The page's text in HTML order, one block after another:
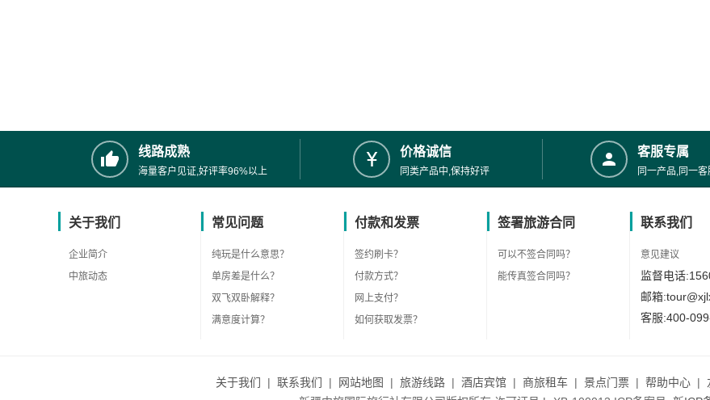
线路成熟
海量客户见证,好评率96%以上
价格诚信
同类产品中,保持好评
客服专属
同一产品,同一客
关于我们
企业简介
中旅动态
常见问题
纯玩是什么意思？
单房差是什么？
双飞双卧解释？
满意度计算？
付款和发票
签约刷卡？
付款方式？
网上支付？
如何获取发票？
签署旅游合同
可以不签合同吗？
能传真签合同吗？
联系我们
意见建议
监督电话
邮箱
客服:400-
关于我们 | 联系我们 | 网站地图 | 旅游线路 | 酒店宾馆 | 商旅租车 | 景点门票 | 帮助中心 |